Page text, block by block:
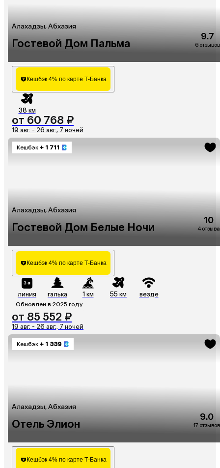
Алахадзы, Абхазия
Гостевой Дом Пальма
9.7
6 отзывов
Кешбэк 4% по карте Т-Банка
38 км
от 60 768 ₽
19 авг. - 26 авг., 7 ночей
Кешбэк + 1 711
Алахадзы, Абхазия
Гостевой Дом Белые Ночи
10
4 отзыва
Кешбэк 4% по карте Т-Банка
линия галька 1 км 55 км везде
Обновлен в 2025 году
от 85 552 ₽
19 авг. - 26 авг., 7 ночей
Кешбэк + 1 339
Алахадзы, Абхазия
Отель Элион
9.0
17 отзывов
Кешбэк 4% по карте Т-Банка